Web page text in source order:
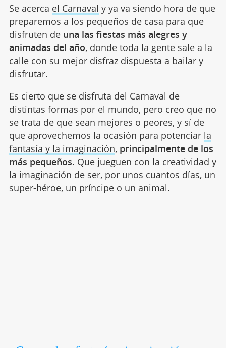
Se acerca el Carnaval y ya va siendo hora de que
preparemos a los pequeños de casa para que
disfruten de una las fiestas más alegres y
animadas del año, donde toda la gente sale a la
calle con su mejor disfraz dispuesta a bailar y
disfrutar.
Es cierto que se disfruta del Carnaval de
distintas formas por el mundo, pero creo que no
se trata de que sean mejores o peores, y sí de
que aprovechemos la ocasión para potenciar la
fantasía y la imaginación, principalmente de los
más pequeños. Que jueguen con la creatividad y
la imaginación de ser, por unos cuantos días, un
super-héroe, un príncipe o un animal.